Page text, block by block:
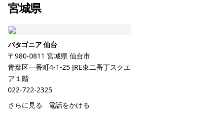
宮城県
パタゴニア 仙台
〒980-0811 宮城県 仙台市
青葉区一番町4-1-25 JRE東二番丁スクエ
ア１階
022-722-2325
さらに見る
電話をかける